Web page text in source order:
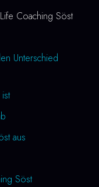
Coaching Söst
Unterschied
aus
Söst